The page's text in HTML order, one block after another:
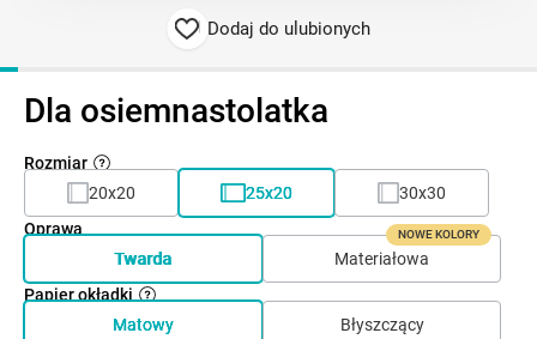
Dodaj do ulubionych
Dla osiemnastolatka
Rozmiar
20x20
25x20
30x30
Oprawa
Twarda
Materiałowa
NOWE KOLORY
Papier okładki
Matowy
Błyszczący